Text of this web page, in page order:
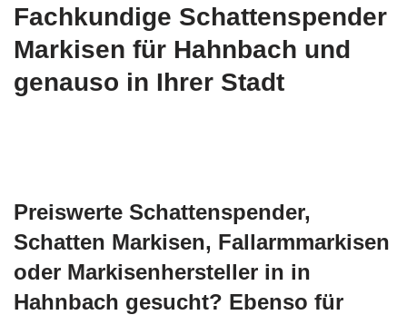
Fachkundige Schattenspender
Markisen für Hahnbach und
genauso in Ihrer Stadt
Preiswerte Schattenspender,
Schatten Markisen, Fallarmmarkisen
oder Markisenhersteller in in
Hahnbach gesucht? Ebenso für